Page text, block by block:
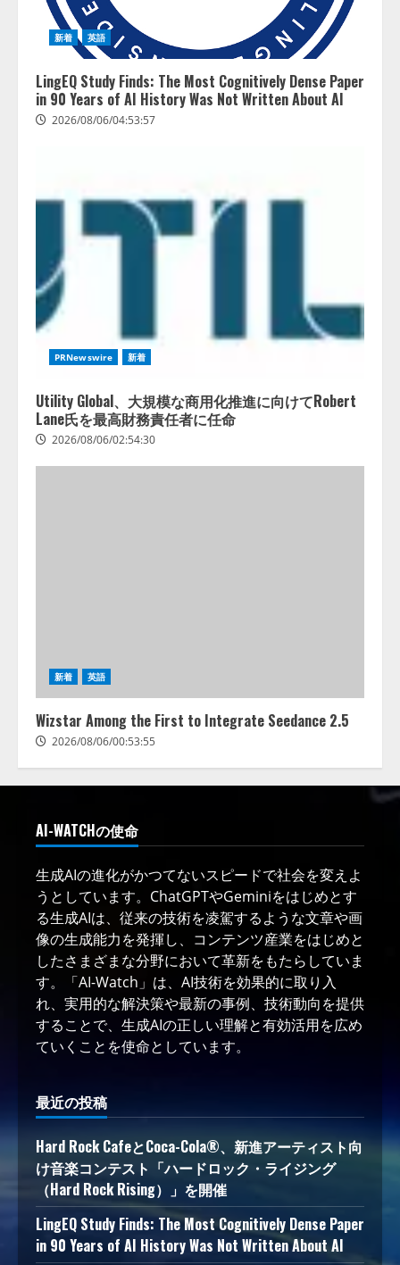
新着 英語
LingEQ Study Finds: The Most Cognitively Dense Paper
in 90 Years of AI History Was Not Written About AI
2026/08/06/04:53:57
PRNewswire 新着
Utility Global、大規模な商用化推進に向けてRobert
Lane氏を最高財務責任者に任命
2026/08/06/02:54:30
新着 英語
Wizstar Among the First to Integrate Seedance 2.5
2026/08/06/00:53:55
AI-WATCHの使命
生成AIの進化がかつてないスピードで社会を変えよ
うとしています。ChatGPTやGeminiをはじめとす
る生成AIは、従来の技術を凌駕するような文章や画
像の生成能力を発揮し、コンテンツ産業をはじめと
したさまざまな分野において革新をもたらしていま
す。「AI-Watch」は、AI技術を効果的に取り入
れ、実用的な解決策や最新の事例、技術動向を提供
することで、生成AIの正しい理解と有効活用を広め
ていくことを使命としています。
最近の投稿
Hard Rock CafeとCoca-Cola®、新進アーティスト向
け音楽コンテスト「ハードロック・ライジング
（Hard Rock Rising）」を開催
LingEQ Study Finds: The Most Cognitively Dense Paper
in 90 Years of AI History Was Not Written About AI